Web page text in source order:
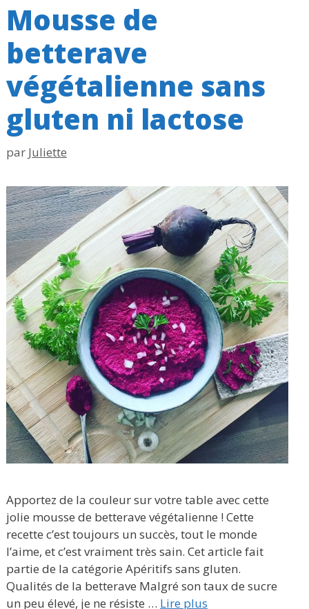
Mousse de
betterave
végétalienne sans
gluten ni lactose
par Juliette
Apportez de la couleur sur votre table avec cette
jolie mousse de betterave végétalienne ! Cette
recette c’est toujours un succès, tout le monde
l’aime, et c’est vraiment très sain. Cet article fait
partie de la catégorie Apéritifs sans gluten.
Qualités de la betterave Malgré son taux de sucre
un peu élevé, je ne résiste … Lire plus